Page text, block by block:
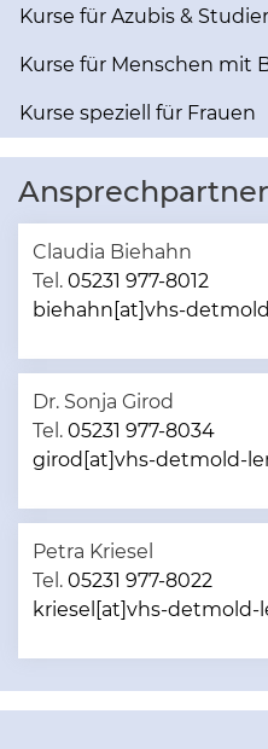
Kurse für Azubis &
Kurse für Menschen mit
Kurse speziell für Frauen
Ansprechpartner
Claudia Biehahn
Tel. 05231 977-8012
biehahn[at]vhs-
Dr. Sonja Girod
Tel. 05231 977-8034
girod[at]vhs-detmold-
Petra Kriesel
Tel. 05231 977-8022
kriesel[at]vhs-